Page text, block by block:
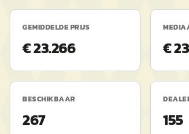
GEMIDDELDE PRIJS
€ 23.266 €
BESCHIKBAAR
267 155